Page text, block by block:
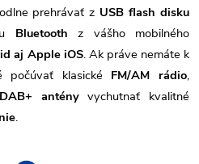
prehrávať z USB flash disku
Bluetooth z vášho mobilného
aj Apple iOS. Ak práve nemáte k
počúvať klasické FM/AM rádio,
antényvychutnať kvalitné
.